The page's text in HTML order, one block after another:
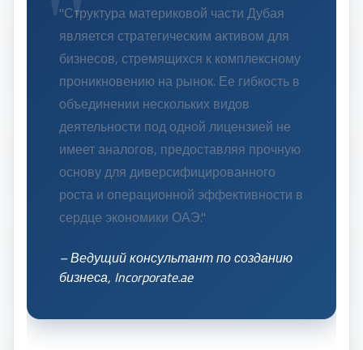
"Структура материковой части Дубая
является стратегическим активом для
бизнесов, стремящихся к комплексному
проникновению на рынок. Ее гибкость в
объединении нескольких видов
деятельности под одной лицензией не
имеет аналогов, предоставляя прочную
основу для диверсифицированного
роста и операционной эффективности в
сердце экономики ОАЭ."
– Ведущий консультант по созданию
бизнеса, Incorporate.ae